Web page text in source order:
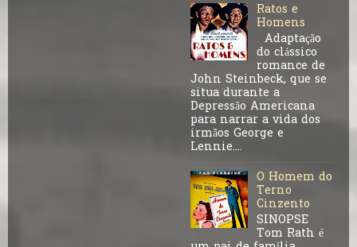
Ratos e
Homens
Adaptação
do clássico
romance de
John Steinbeck, que se
situa durante a
Depressão Americana
para narrar a vida dos
irmãos George e
Lennie....
O Homem do
Terno
Cinzento
SINOPSE
Tom Rath é